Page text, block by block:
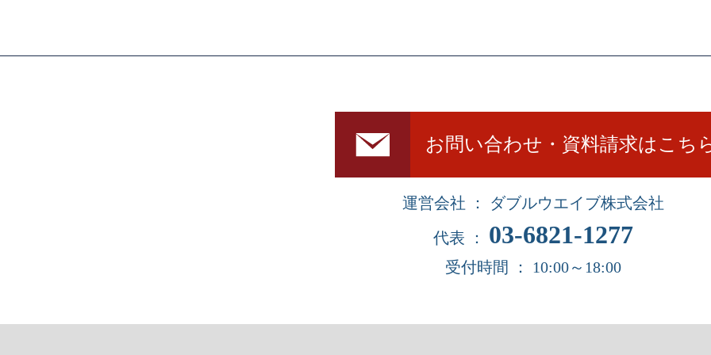
お問い合わせ・資料請求はこち
運営会社 ： ダブルウエイブ株式会社
代表 ： 03-6821-1277
受付時間 ： 10:00～18:00